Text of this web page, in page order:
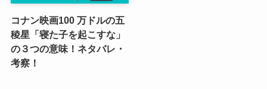
コナン映画100 万ドルの五
稜星「寝た子を起こすな」
の３つの意味！ネタバレ・
考察！